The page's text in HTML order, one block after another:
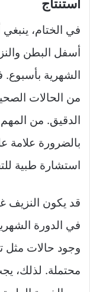
استنتاج
في الختام،
أسفل البطن
الشهرية
من الحالات
الدقيق. من
بالضرورة
استشارة طبية
قد يكون النزيف
في الدورة
وجود حالات مثل
محتملة. لذلك،